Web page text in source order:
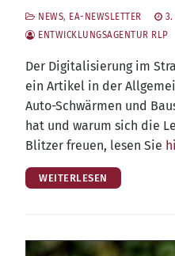
NEWS, EA-NEWSLETTER
3.
ENTWICKLUNGSAGENTUR RLP
Der Digi­ta­li­sie­rung im
ein Arti­kel in der
Auto-Schwär­men und
hat und war­um sich die
Blit­zer freu­en, lesen Sie
WEITERLESEN